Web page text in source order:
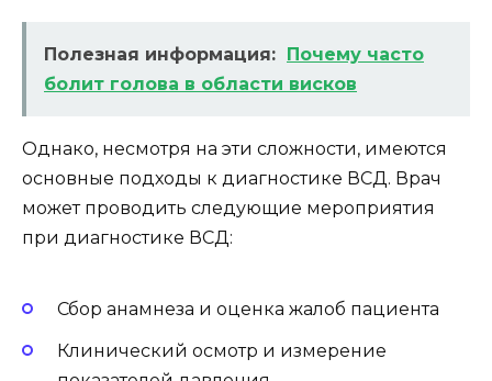
Полезная информация: Почему часто
болит голова в области висков
Однако, несмотря на эти сложности, имеются
основные подходы к диагностике ВСД. Врач
может проводить следующие мероприятия
при диагностике ВСД:
Сбор анамнеза и оценка жалоб пациента
Клинический осмотр и измерение